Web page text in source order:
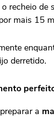
recheio de
mais 15
derretido.
a